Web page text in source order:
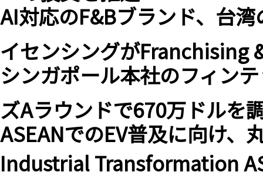
AI対応のF&Bブランド、台
イセンシングがFranchising
シンガポール本社のフィン
ズAラウンドで670万ドルを
ASEANでのEV普及に向け
Industrial Transformation